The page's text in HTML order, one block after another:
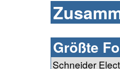
Größte
Schneider